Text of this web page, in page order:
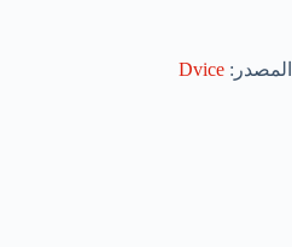
المصدر: Dvice